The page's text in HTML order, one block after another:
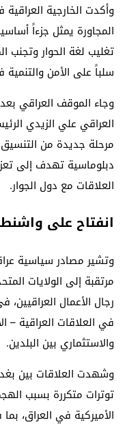
وأكدت الخارجية العراقية
المجاورة يمثل جزءاً
تغليب لغة الحوار
سلباً على الأمن
وجاء الموقف العراقي
العراقي علي الزيدي
مرحلة جديدة من
دبلوماسية تهدف إلى
العلاقات مع دول الجوار.
انفتاح على
وتشير مصادر سياسية
مرتقبة إلى الولايات
رجال الأعمال
في العلاقات العراقية –
والاستثماري بين البلدين.
وشهدت العلاقات بين
توترات متكررة بسبب
الأميركية في العراق،